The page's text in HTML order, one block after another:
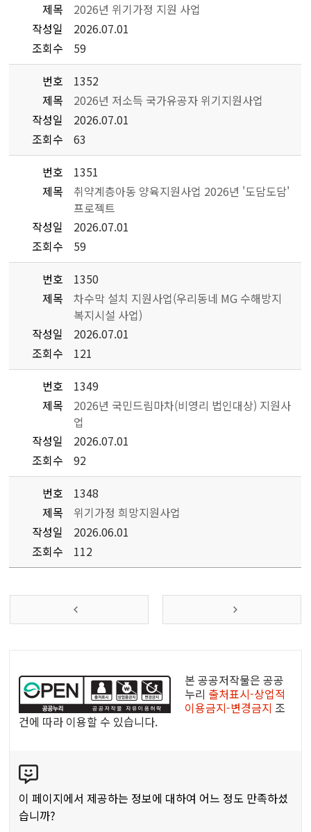
제목
2026년 위기가정 지원 사업
작성일
2026.07.01
조회수
59
번호
1352
제목
2026년 저소득 국가유공자 위기지원사업
작성일
2026.07.01
조회수
63
번호
1351
제목
취약계층아동 양육지원사업 2026년 '도담도담'
프로젝트
작성일
2026.07.01
조회수
59
번호
1350
제목
차수막 설치 지원사업(우리동네 MG 수해방지
복지시설 사업)
작성일
2026.07.01
조회수
121
번호
1349
제목
2026년 국민드림마차(비영리 법인대상) 지원사
업
작성일
2026.07.01
조회수
92
번호
1348
제목
위기가정 희망지원사업
작성일
2026.06.01
조회수
112
공
리
공
저
작
물
본 공공저작물은 공공
누리 출처표시-상업적
이용금지-변경금지 조
건에 따라 이용할 수 있습니다.
텐
츠
만
이 페이지에서 제공하는 정보에 대하여 어느 정도 만족하셨
습니까?